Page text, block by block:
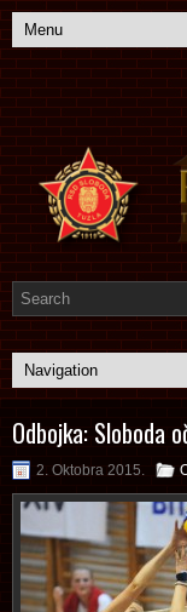
Odbojka: Sloboda
2. Oktobra 2015.